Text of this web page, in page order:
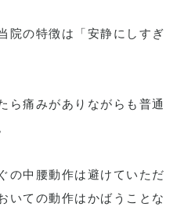
院の特徴は「安静にしすぎ
ら痛みがありながらも普通
の中腰動作は避けていただ
いての動作はかばうことな